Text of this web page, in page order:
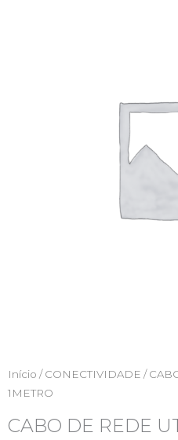
Início /CONECTIVIDADE /
1METRO
CABO DE REDE